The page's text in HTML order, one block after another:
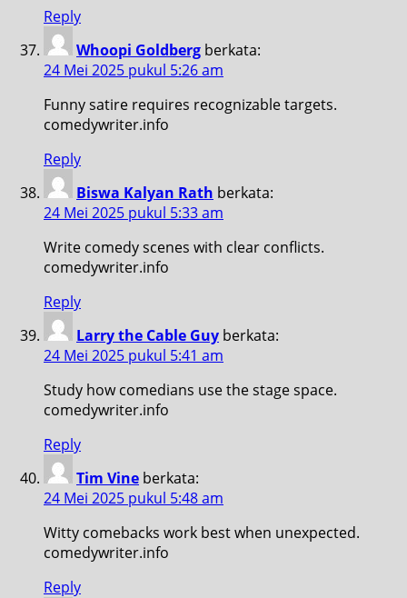
Reply
Whoopi Goldberg berkata:
24 Mei 2025 pukul 5:26 am
Funny satire requires recognizable targets.
comedywriter.info
Reply
Biswa Kalyan Rath berkata:
24 Mei 2025 pukul 5:33 am
Write comedy scenes with clear conflicts.
comedywriter.info
Reply
Larry the Cable Guy berkata:
24 Mei 2025 pukul 5:41 am
Study how comedians use the stage space.
comedywriter.info
Reply
Tim Vine berkata:
24 Mei 2025 pukul 5:48 am
Witty comebacks work best when unexpected.
comedywriter.info
Reply